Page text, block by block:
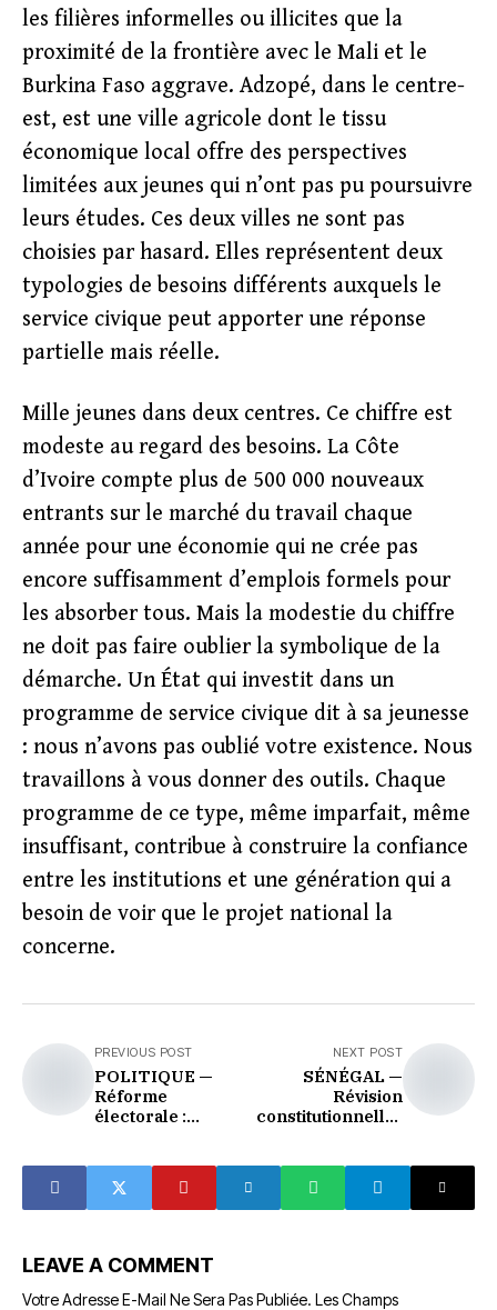
les filières informelles ou illicites que la
proximité de la frontière avec le Mali et le
Burkina Faso aggrave. Adzopé, dans le centre-
est, est une ville agricole dont le tissu
économique local offre des perspectives
limitées aux jeunes qui n’ont pas pu poursuivre
leurs études. Ces deux villes ne sont pas
choisies par hasard. Elles représentent deux
typologies de besoins différents auxquels le
service civique peut apporter une réponse
partielle mais réelle.
Mille jeunes dans deux centres. Ce chiffre est
modeste au regard des besoins. La Côte
d’Ivoire compte plus de 500 000 nouveaux
entrants sur le marché du travail chaque
année pour une économie qui ne crée pas
encore suffisamment d’emplois formels pour
les absorber tous. Mais la modestie du chiffre
ne doit pas faire oublier la symbolique de la
démarche. Un État qui investit dans un
programme de service civique dit à sa jeunesse
: nous n’avons pas oublié votre existence. Nous
travaillons à vous donner des outils. Chaque
programme de ce type, même imparfait, même
insuffisant, contribue à construire la confiance
entre les institutions et une génération qui a
besoin de voir que le projet national la
concerne.
PREVIOUS POST
POLITIQUE —
Réforme
électorale :
pouvoir défend
son calendrier
NEXT POST
SÉNÉGAL —
Révision
constitutionnelle :
guerre de
procédure
LEAVE A COMMENT
Votre Adresse E-Mail Ne Sera Pas Publiée. Les Champs